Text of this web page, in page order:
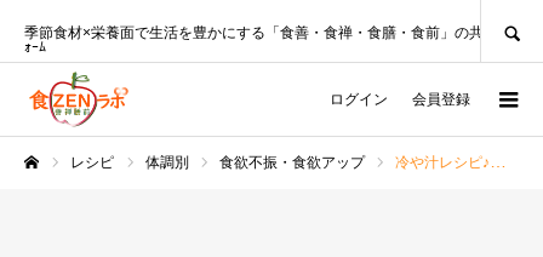
季節食材×栄養面で生活を豊かにする「食善・食禅・食膳・食前」の共創ﾌﾟﾗｯﾄﾌ
ｫｰﾑ
ログイン 会員登録
レシピ 体調別 食欲不振・食欲アップ 冷や汁レシピ♪ツナ缶でお手軽＆すり鉢いらず！